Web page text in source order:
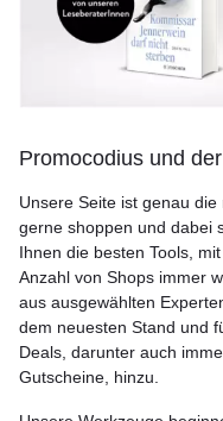
Promocodius und
Unsere Seite ist genau
gerne shoppen und dabei
Ihnen die besten Tools,
Anzahl von Shops immer
aus ausgewählten
dem neuesten Stand und
Deals, darunter auch
Gutscheine, hinzu.